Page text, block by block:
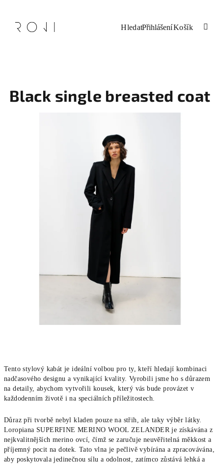
obsah
Tento stylový kabát je ideální volbou pro ty, kteří hledají kombinaci
nadčasového designu a vynikající kvality. Vyrobili jsme ho s důrazem
na detaily, abychom vytvořili kousek, který vás bude provázet v
každodenním životě i na speciálních příležitostech.
Důraz při tvorbě nebyl kladen pouze na střih, ale taky výběr látky.
Loropiana SUPERFINE MERINO WOOL ZELANDER je získávána z
nejkvalitnějších merino ovcí, čímž se zaručuje neuvěřitelná měkkost a
příjemný pocit na dotek. Tato vlna je pečlivě vybírána a zpracovávána,
aby poskytovala jedinečnou sílu a odolnost, zatímco zůstává lehká a
Black single breasted coat